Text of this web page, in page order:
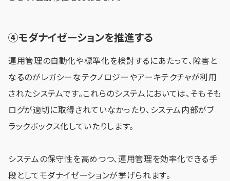
④モダナイゼーションを推進する
運用管理の自動化や標準化を検討するにあたって、障害と
なるのがレガシーなテクノロジーやアーキテクチャが利用
されたシステムです。これらのシステムにおいては、そもそも
ログが適切に取得されていなかったり、システム内部がブ
ラックボックス化していたりします。
システムの保守性を高めつつ、運用管理を効率化できる手
段としてモダナイゼーションが挙げられます。